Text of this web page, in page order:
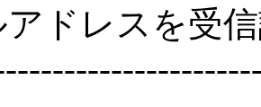
ドレスを受